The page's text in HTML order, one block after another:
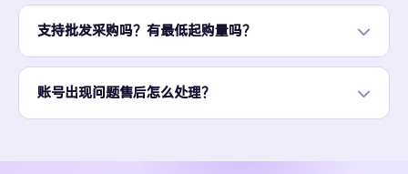
支持批发采购吗？有最低起购量吗？
账号出现问题售后怎么处理？